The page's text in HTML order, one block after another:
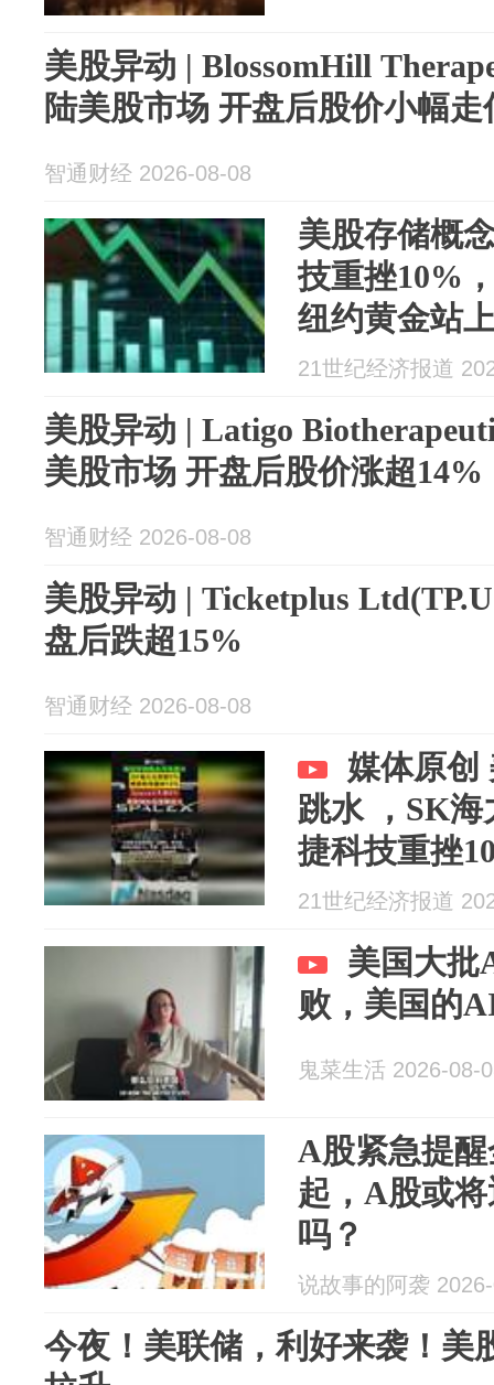
美股异动 | BlossomHill
陆美股市场 开盘后股价小幅走
智通财经 2026-08-08
美股存储概
技重挫10%
纽约黄金站
21世纪经济报道
美股异动 | Latigo
美股市场 开盘后股价涨超14%
智通财经 2026-08-08
美股异动 | Ticketplus
盘后跌超15%
智通财经 2026-08-08
媒体原创
跳水 ，SK海力士 跌超6%，希
捷科技重挫
8%，美联储加
辑：林芊蔚
21世纪经济报道
美国大批
败，美国的
鬼菜生活 2026-08-
A股紧急提
起，A股或
吗？
说故事的阿袭
今夜！美联储，利好来袭！美